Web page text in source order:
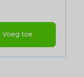
Voeg toe